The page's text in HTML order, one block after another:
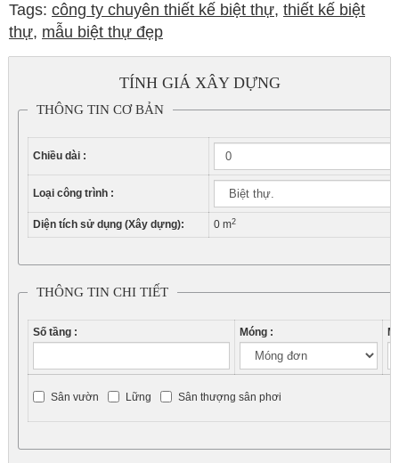
Tags: công ty chuyên thiết kế biệt thự, thiết kế biệt
thự, mẫu biệt thự đẹp
TÍNH GIÁ XÂY DỰNG
THÔNG TIN CƠ BẢN
Chiều dài :
Loại công trình :
Diện tích sử dụng (Xây dựng): 0 m2
THÔNG TIN CHI TIẾT
Số tầng : Móng :
Sân vườn Lững Sân thượng sân phơi